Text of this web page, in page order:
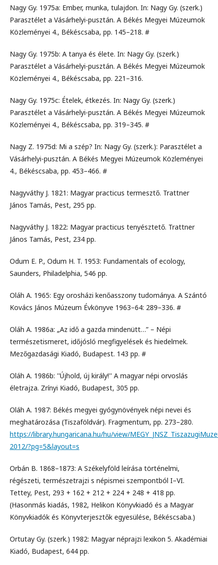
Nagy Gy. 1975a: Ember, munka, tulajdon. In: Nagy Gy. (szerk.)
Parasztélet a Vásárhelyi-pusztán. A Békés Megyei Múzeumok
Közleményei 4., Békéscsaba, pp. 145–218. #
Nagy Gy. 1975b: A tanya és élete. In: Nagy Gy. (szerk.)
Parasztélet a Vásárhelyi-pusztán. A Békés Megyei Múzeumok
Közleményei 4., Békéscsaba, pp. 221–316.
Nagy Gy. 1975c: Ételek, étkezés. In: Nagy Gy. (szerk.)
Parasztélet a Vásárhelyi-pusztán. A Békés Megyei Múzeumok
Közleményei 4., Békéscsaba, pp. 319–345. #
Nagy Z. 1975d: Mi a szép? In: Nagy Gy. (szerk.): Parasztélet a
Vásárhelyi-pusztán. A Békés Megyei Múzeumok Közleményei
4., Békéscsaba, pp. 453–466. #
Nagyváthy J. 1821: Magyar practicus termesztő. Trattner
János Tamás, Pest, 295 pp.
Nagyváthy J. 1822: Magyar practicus tenyésztető. Trattner
János Tamás, Pest, 234 pp.
Odum E. P., Odum H. T. 1953: Fundamentals of ecology,
Saunders, Philadelphia, 546 pp.
Oláh A. 1965: Egy orosházi kenőasszony tudománya. A Szántó
Kovács János Múzeum Évkönyve 1963–64: 289–336. #
Oláh A. 1986a: „Az idő a gazda mindenütt…” – Népi
természetismeret, időjósló megfigyelések és hiedelmek.
Mezőgazdasági Kiadó, Budapest. 143 pp. #
Oláh A. 1986b: ''Újhold, új király!'' A magyar népi orvoslás
életrajza. Zrínyi Kiadó, Budapest, 305 pp.
Oláh A. 1987: Békés megyei gyógynövények népi nevei és
meghatározása (Tiszaföldvár). Fragmentum, pp. 273–280.
https://library.hungaricana.hu/hu/view/
2012/?pg=5&layout=s
Orbán B. 1868–1873: A Székelyföld leírása történelmi,
régészeti, természetrajzi s népismei szempontból I–VI.
Tettey, Pest, 293 + 162 + 212 + 224 + 248 + 418 pp.
(Hasonmás kiadás, 1982, Helikon Könyvkiadó és a Magyar
Könyvkiadók és Könyvterjesztők egyesülése, Békéscsaba.)
Ortutay Gy. (szerk.) 1982: Magyar néprajzi lexikon 5. Akadémiai
Kiadó, Budapest, 644 pp.